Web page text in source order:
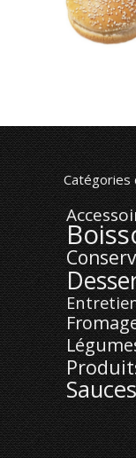
Catégories
Sauces